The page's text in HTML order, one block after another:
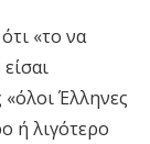
«το να
Έλληνες
ή λιγότερο